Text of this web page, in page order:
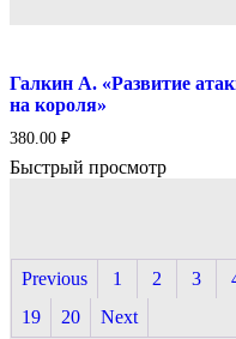
Галкин А. «Развитие
на короля»
380.00 ₽
Быстрый просмотр
Previous 1 2 3
19
20 Next